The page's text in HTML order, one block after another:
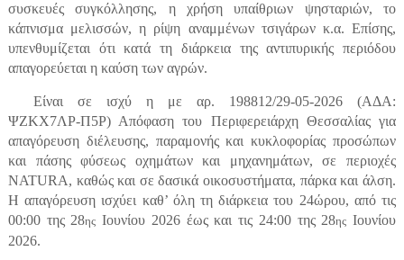
συσκευές συγκόλλησης, η χρήση υπαίθριων ψησταριών, το
κάπνισμα μελισσών, η ρίψη αναμμένων τσιγάρων κ.α. Επίσης,
υπενθυμίζεται ότι κατά τη διάρκεια της αντιπυρικής περιόδου
απαγορεύεται η καύση των αγρών.
Είναι σε ισχύ η με αρ. 198812/29-05-2026 (ΑΔΑ:
ΨΖΚΧ7ΛΡ-Π5Ρ) Απόφαση του Περιφερειάρχη Θεσσαλίας για
απαγόρευση διέλευσης, παραμονής και κυκλοφορίας προσώπων
και πάσης φύσεως οχημάτων και μηχανημάτων, σε περιοχές
NATURA, καθώς και σε δασικά οικοσυστήματα, πάρκα και άλση.
Η απαγόρευση ισχύει καθ’ όλη τη διάρκεια του 24ώρου, από τις
00:00 της 28ης Ιουνίου 2026 έως και τις 24:00 της 28ης Ιουνίου
2026.